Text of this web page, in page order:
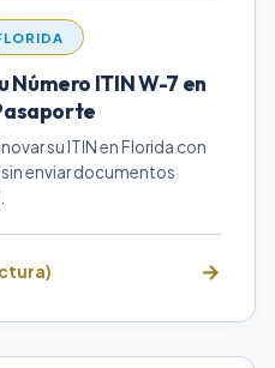
Número ITIN W-7 en
su ITIN en Florida con
enviar documentos